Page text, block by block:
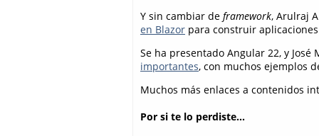
Y sin cambiar de framework, Arulraj
en Blazor para construir
Se ha presentado Angular 22, y
importantes, con muchos ejemplos
Muchos más enlaces a contenidos
Por si te lo perdiste...